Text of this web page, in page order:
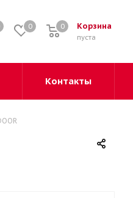
0 Корзина
пуста
0
Контакты